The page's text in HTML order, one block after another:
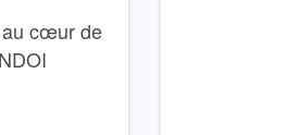
au cœur de